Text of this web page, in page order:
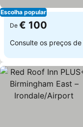
Escolha popular
De € 100
Consulte os preços de